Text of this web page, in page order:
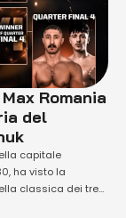
Romania
del
capitale
ha visto la
classica dei tre
in una notte). In